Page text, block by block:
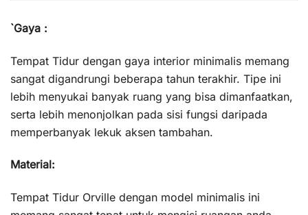
`Gaya :
Tempat Tidur dengan gaya interior minimalis memang
sangat digandrungi beberapa tahun terakhir. Tipe ini
lebih menyukai banyak ruang yang bisa dimanfaatkan,
serta lebih menonjolkan pada sisi fungsi daripada
memperbanyak lekuk aksen tambahan.
Material:
Tempat Tidur Orville dengan model minimalis ini